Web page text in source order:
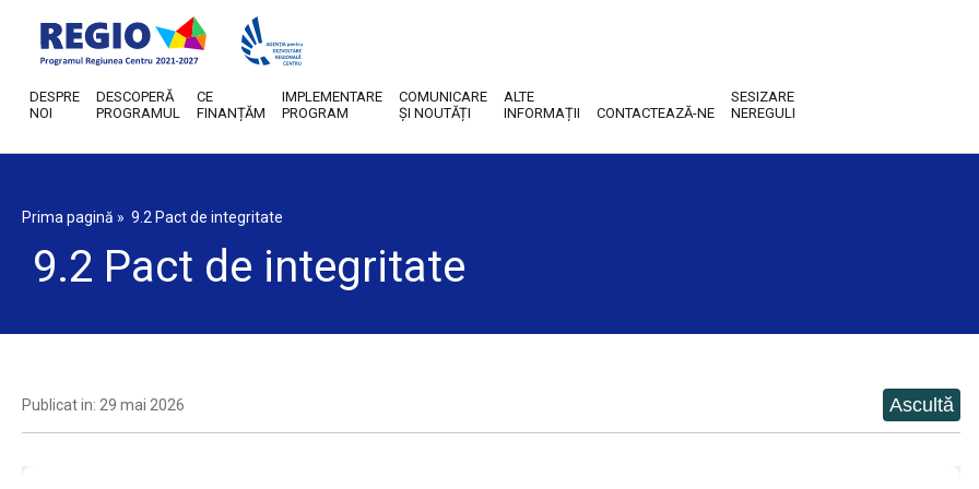
DESPRE
NOI
DESCOPERĂ
PROGRAMUL
CE
FINANȚĂM
IMPLEMENTARE
PROGRAM
COMUNICARE
ȘI NOUTĂȚI
ALTE
INFORMAȚII
CONTACTEAZĂ-NE
SESIZARE
NEREGULI
Prima pagină » 9.2 Pact de integritate
9.2 Pact de integritate
Publicat in: 29 mai 2026